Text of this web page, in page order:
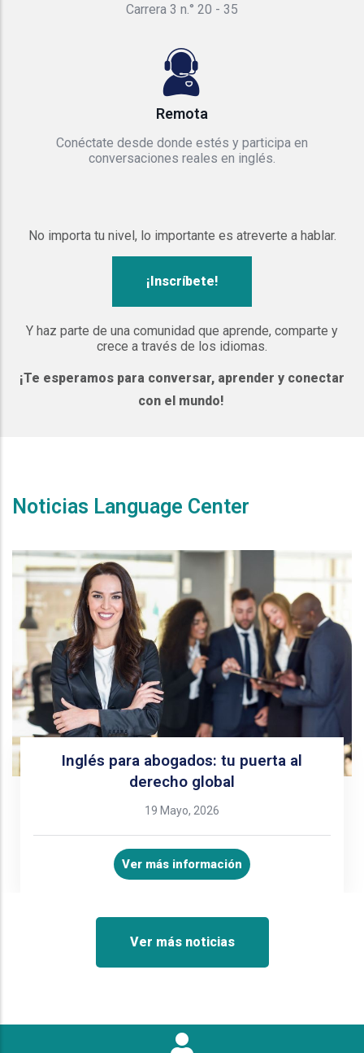
Carrera 3 n.° 20 - 35
Remota
Conéctate desde donde estés y participa en
conversaciones reales en inglés.
No importa tu nivel, lo importante es atreverte a hablar.
¡Inscríbete!
Y haz parte de una comunidad que aprende, comparte y
crece a través de los idiomas.
¡Te esperamos para conversar, aprender y conectar
con el mundo!
Noticias Language Center
Inglés para abogados: tu puerta al
derecho global
19 Mayo, 2026
Ver más información
Ver más noticias